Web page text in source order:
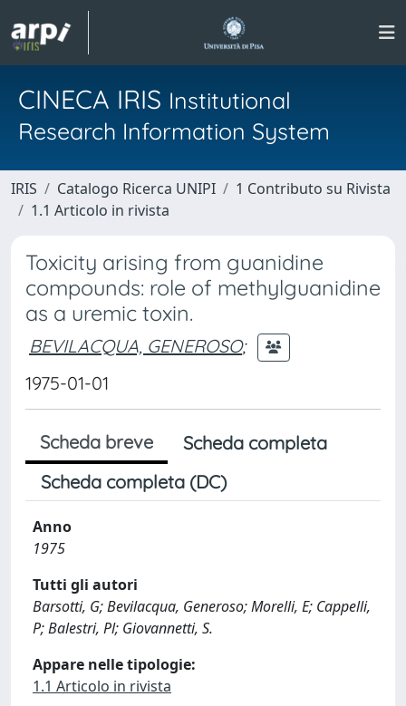
CINECA IRIS Institutional
Research Information System
IRIS Catalogo Ricerca UNIPI
1 Contributo su Rivista
1.1 Articolo in rivista
Toxicity arising from guanidine
compounds: role of methylguanidine
as a uremic toxin.
BEVILACQUA, GENEROSO;
1975-01-01
Scheda breve
Scheda completa
Scheda completa (DC)
Anno
1975
Tutti gli autori
Barsotti, G; Bevilacqua, Generoso; Morelli, E; Cappelli,
P; Balestri, Pl; Giovannetti, S.
Appare nelle tipologie:
1.1 Articolo in rivista